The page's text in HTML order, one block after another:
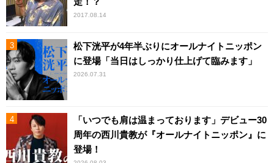
2017.08.14
松下洸平が4年半ぶりにオールナイトニッポン
に登場「当日はしっかり仕上げて臨みます」
2026.07.31
「いつでも肩は温まっております」デビュー30
周年の西川貴教が『オールナイトニッポン』に
登場！